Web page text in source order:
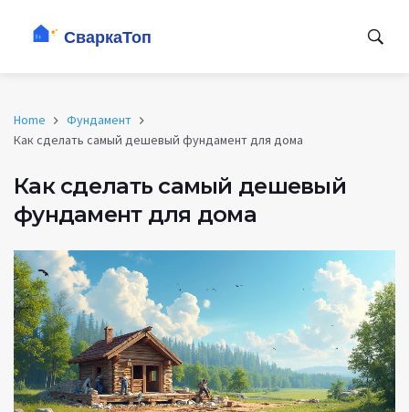
Home
Фундамент
Как сделать самый дешевый фундамент для дома
Как сделать самый дешевый
фундамент для дома